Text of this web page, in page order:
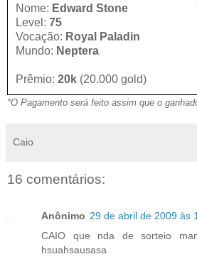
Nome: Edward Stone
Level: 75
Vocação: Royal Paladin
Mundo: Neptera
Prêmio: 20k (20.000 gold)
*O Pagamento será feito assim que o
Caio
16 comentários:
Anônimo 29 de abril de 2009 às
CAIO que nda de sorteio
hsuahsausasa